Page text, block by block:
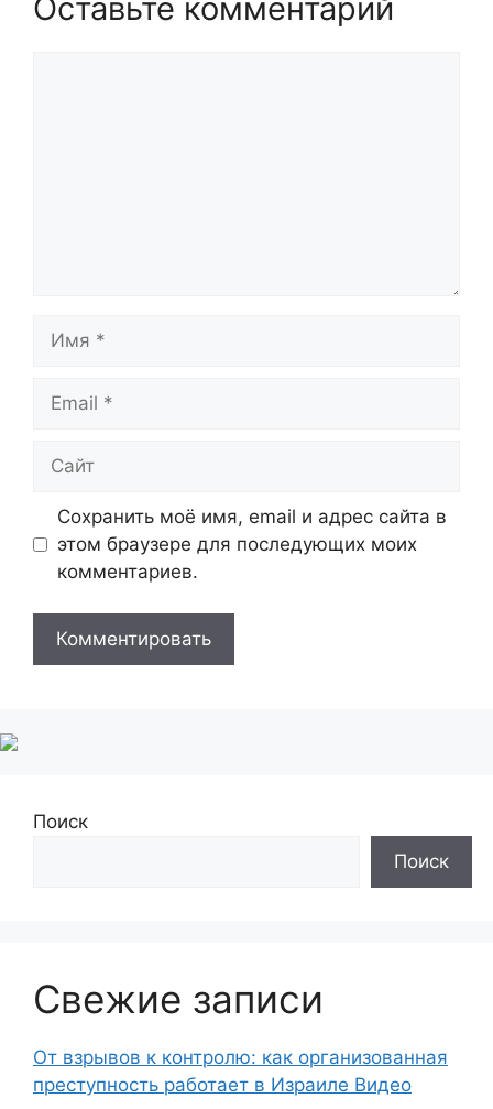
Оставьте комментарий
Сохранить моё имя, email и адрес сайта в
этом браузере для последующих моих
комментариев.
Поиск
Поиск
Свежие записи
От взрывов к контролю: как организованная
преступность работает в Израиле Видео